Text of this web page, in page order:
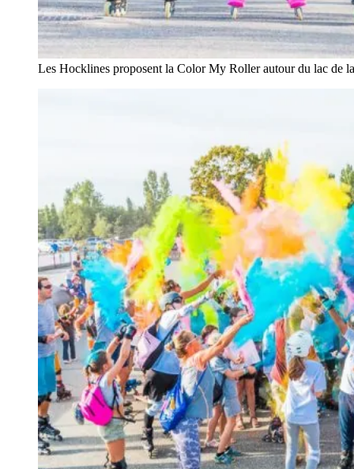
Les Hocklines proposent la Color My Roller autour du lac de